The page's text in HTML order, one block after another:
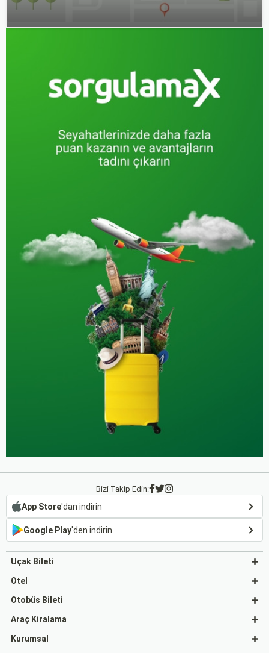
Bizi Takip Edin:
App Store'dan indirin
Google Play'den indirin
Uçak Bileti
Otel
Otobüs Bileti
Araç Kiralama
Kurumsal